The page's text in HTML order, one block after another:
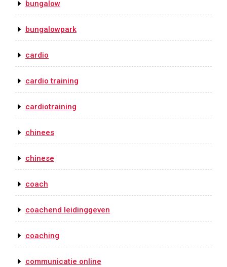
bungalow
bungalowpark
cardio
cardio training
cardiotraining
chinees
chinese
coach
coachend leidinggeven
coaching
communicatie online